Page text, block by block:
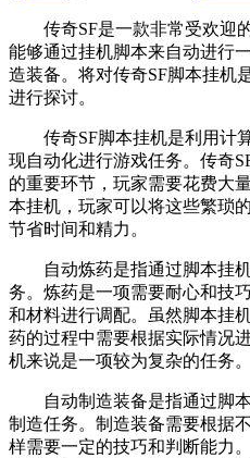
传奇SF是一款非常受欢迎
能够通过挂机脚本来自动进行
造装备。将对传奇SF脚本挂机
进行探讨。
传奇SF脚本挂机是利用计
现自动化进行游戏任务。传奇
的重要环节，玩家需要花费大
本挂机，玩家可以将这些繁琐
节省时间和精力。
自动炼药是指通过脚本挂机
务。炼药是一项需要耐心和技
和材料进行调配。虽然脚本挂
药的过程中需要根据实际情况
机来说是一项较为复杂的任务
自动制造装备是指通过脚本
制造任务。制造装备需要根据
样需要一定的技巧和判断能力